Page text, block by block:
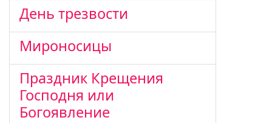
День трезвости
Мироносицы
Праздник Крещения
Господня или
Богоявление